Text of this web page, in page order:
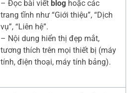
– Đọc bài viết blog hoặc các
trang tĩnh như “Giới thiệu”, “Dịch
vụ”, “Liên hệ”.
– Nội dung hiển thị đẹp mắt,
tương thích trên mọi thiết bị (máy
tính, điện thoại, máy tính bảng).